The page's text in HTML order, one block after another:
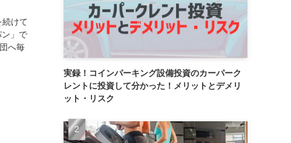
けて
」で
へ毎
実録！コインパーキング設備投資のカーパーク
レントに投資して分かった！メリットとデメリ
ット・リスク